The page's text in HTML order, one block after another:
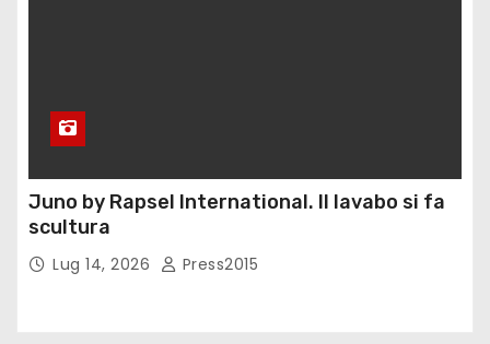
Juno by Rapsel International. Il lavabo si fa
scultura
Lug 14, 2026 Press2015